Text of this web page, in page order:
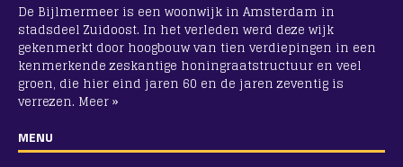
De Bijlmermeer is een woonwijk in Amsterdam in
stadsdeel Zuidoost. In het verleden werd deze wijk
gekenmerkt door hoogbouw van tien verdiepingen in een
kenmerkende zeskantige honingraatstructuur en veel
groen, die hier eind jaren 60 en de jaren zeventig is
verrezen. Meer »
MENU